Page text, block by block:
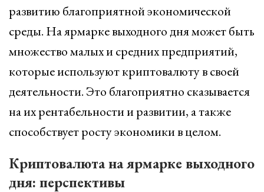
развитию благоприятной экономической
среды. На ярмарке выходного дня может быть
множество малых и средних предприятий,
которые используют криптовалюту в своей
деятельности. Это благоприятно сказывается
на их рентабельности и развитии, а также
способствует росту экономики в целом.
Криптовалюта на ярмарке выходного
дня: перспективы